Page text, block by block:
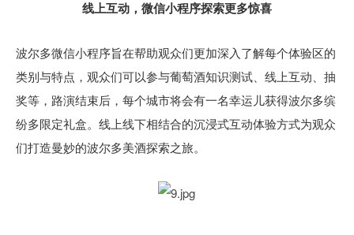
线上互动，微信小程序探索更多惊喜
波尔多微信小程序旨在帮助观众们更加深入了解每个体验区的
类别与特点，观众们可以参与葡萄酒知识测试、线上互动、抽
奖等，路演结束后，每个城市将会有一名幸运儿获得波尔多缤
纷多限定礼盒。线上线下相结合的沉浸式互动体验方式为观众
们打造曼妙的波尔多美酒探索之旅。